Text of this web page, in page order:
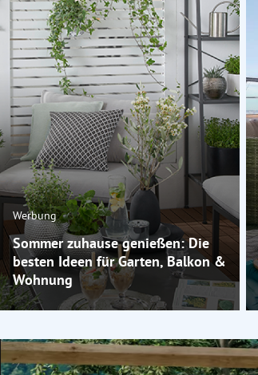
Werbung
Sommer zuhause genießen: Die
besten Ideen für Garten, Balkon &
Wohnung